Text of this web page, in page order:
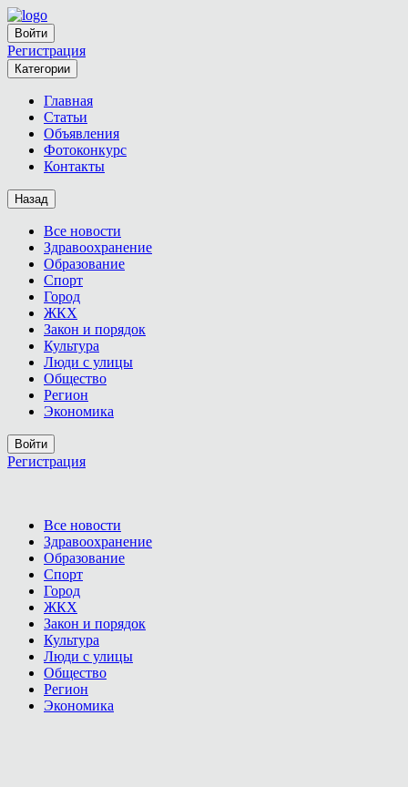
Войти
Регистрация
Категории
Главная
Статьи
Объявления
Фотоконкурс
Контакты
Назад
Все новости
Здравоохранение
Образование
Спорт
Город
ЖКХ
Закон и порядок
Культура
Люди с улицы
Общество
Регион
Экономика
Войти
Регистрация
Все новости
Здравоохранение
Образование
Спорт
Город
ЖКХ
Закон и порядок
Культура
Люди с улицы
Общество
Регион
Экономика